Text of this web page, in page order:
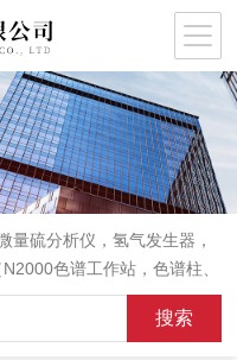
量硫分析仪，氢气发生器，
色谱工作站，色谱柱、
，热解析仪，紫外分光光度
谱仪，分析天平等常规实验